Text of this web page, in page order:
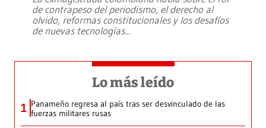
de contrapeso del periodismo, el derecho al
olvido, reformas constitucionales y los desafíos
de nuevas tecnologías...
Lo más leído
1 Panameño regresa al país tras ser desvinculado de las
fuerzas militares rusas